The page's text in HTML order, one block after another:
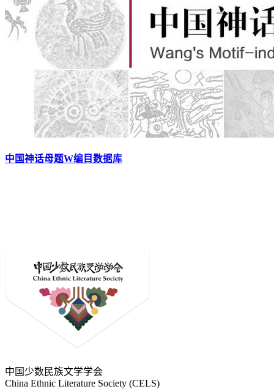
中国神话母题W编目数据库
中国少数民族文学学会
China Ethnic Literature Society (CELS)